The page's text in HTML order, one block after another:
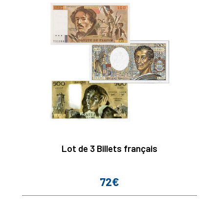
Lot de 3 Billets français
Prix
72€